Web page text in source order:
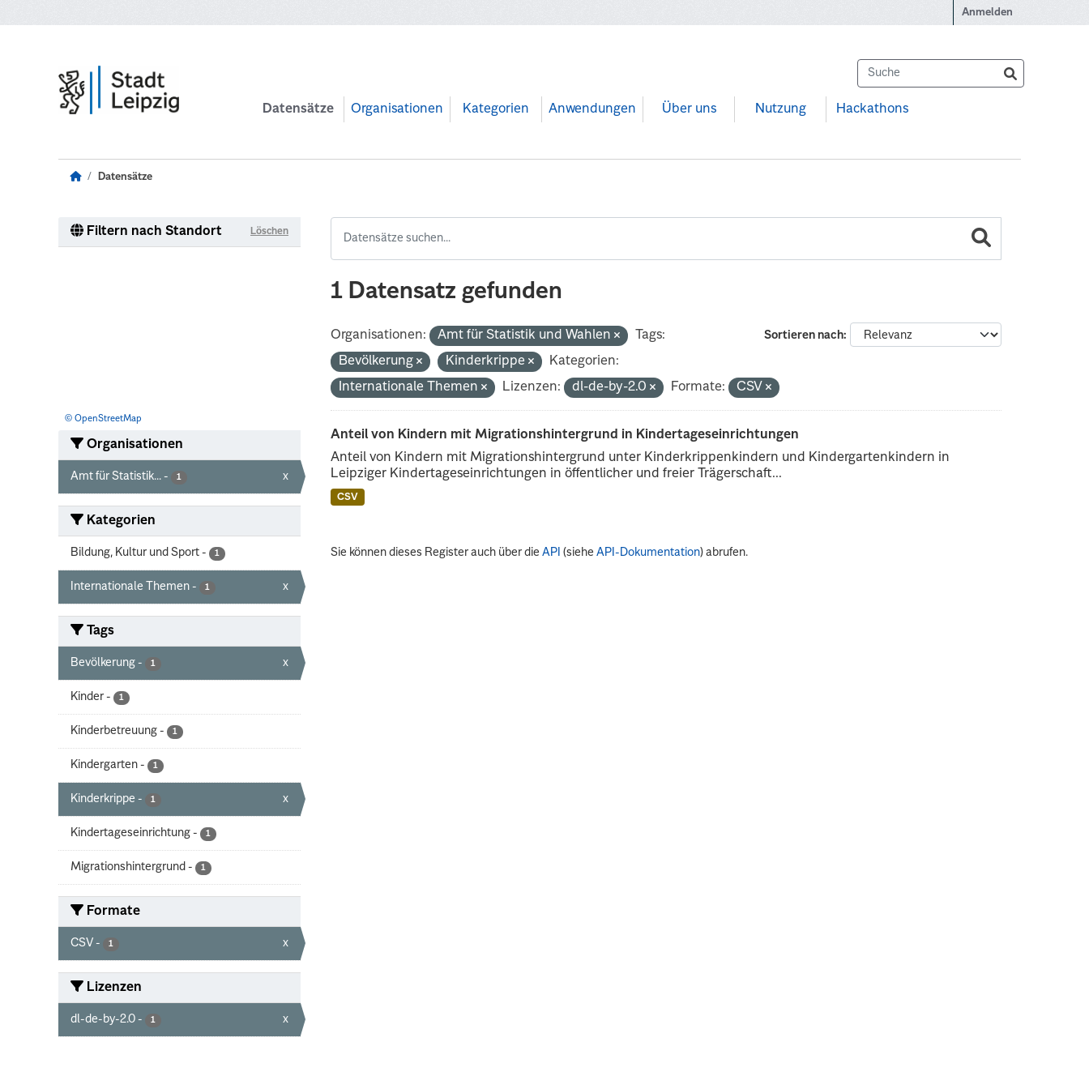
Anmelden
Datensätze Organisationen Kategorien Anwendungen Über uns Nutzung Hackathons
Datensätze
Filtern nach Standort Löschen
© OpenStreetMap
Organisationen
Amt für Statistik... - 1 x
Kategorien
Bildung, Kultur und Sport - 1
Internationale Themen - 1 x
Tags
Bevölkerung - 1 x
Kinder - 1
Kinderbetreuung - 1
Kindergarten - 1
Kinderkrippe - 1 x
Kindertageseinrichtung - 1
Migrationshintergrund - 1
Formate
CSV - 1 x
Lizenzen
dl-de-by-2.0 - 1 x
1 Datensatz gefunden
Sortieren nach
Organisationen: Amt für Statistik und Wahlen
Tags:
Bevölkerung
Kinderkrippe
Kategorien:
Internationale Themen
Lizenzen: dl-de-by-2.0 Formate: CSV
Anteil von Kindern mit Migrationshintergrund in Kindertageseinrichtungen
Anteil von Kindern mit Migrationshintergrund unter Kinderkrippenkindern und Kindergartenkindern in
Leipziger Kindertageseinrichtungen in öffentlicher und freier Trägerschaft...
CSV
Sie können dieses Register auch über dieAPI (sieheAPI-Dokumentation) abrufen.